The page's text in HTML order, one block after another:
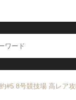
#5 8号競技場 高レア